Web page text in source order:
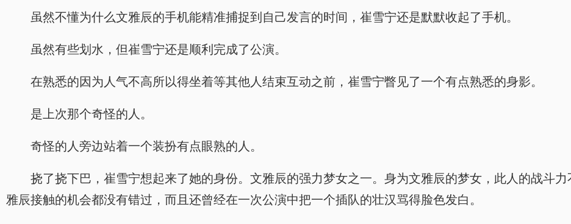
虽然不懂为什么文雅辰的手机能精准捕捉到自己发言的时间，崔雪宁还是默默收起了手机。
虽然有些划水，但崔雪宁还是顺利完成了公演。
在熟悉的因为人气不高所以得坐着等其他人结束互动之前，崔雪宁瞥见了一个有点熟悉的身影。
是上次那个奇怪的人。
奇怪的人旁边站着一个装扮有点眼熟的人。
挠了挠下巴，崔雪宁想起来了她的身份。文雅辰的强力梦女之一。身为文雅辰的梦女，此人的战斗
雅辰接触的机会都没有错过，而且还曾经在一次公演中把一个插队的壮汉骂得脸色发白。